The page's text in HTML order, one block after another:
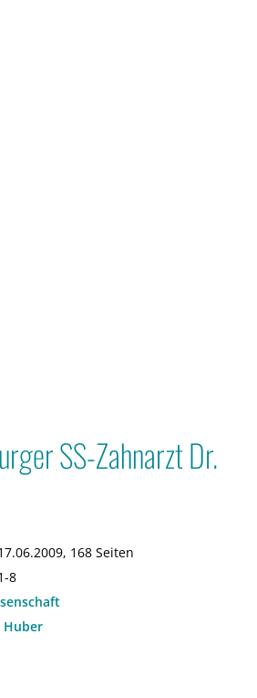
SS-Zahnarzt Dr.
168 Seiten
8
Huber